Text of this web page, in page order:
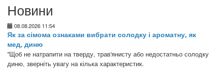
Новини
08.08.2026 11:54
Як за сімома ознаками вибрати солодку і ароматну, як
мед, диню
"Щоб не натрапити на тверду, трав'янисту або недостатньо солодку
диню, зверніть увагу на кілька характеристик.